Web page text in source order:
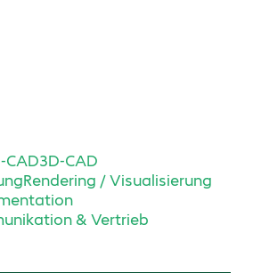
CAD3D-CAD
Rendering / Visualisierung
& Vertrieb